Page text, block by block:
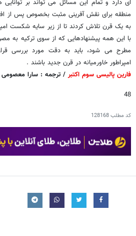
ای دارد و تمام این مسائل می تواند بر
منطقه برای نقش آفرینی مثبت بخصوص پس از
به یک قرن تلاش کردند تا از زیر سایه شکست
با این همه پیشنهادهایی که از سوی ترکیه به
مطرح می شود، باید به دقت مورد بررسی
امپراطور خاورمیانه در قرن جدید باشند .
فارین پالیسی سوم اکتبر/ ترجمه : سارا معصومی
48
کد مطلب128168